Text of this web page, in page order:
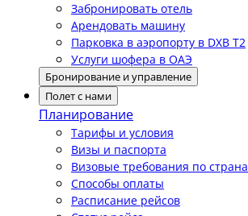
Забронировать отель
Арендовать машину
Парковка в аэропорту в DXB T2
Услуги шофера в ОАЭ
Бронирование и управление
Полет с нами
Планирование
Тарифы и условия
Визы и паспорта
Визовые требования по
Способы оплаты
Расписание рейсов